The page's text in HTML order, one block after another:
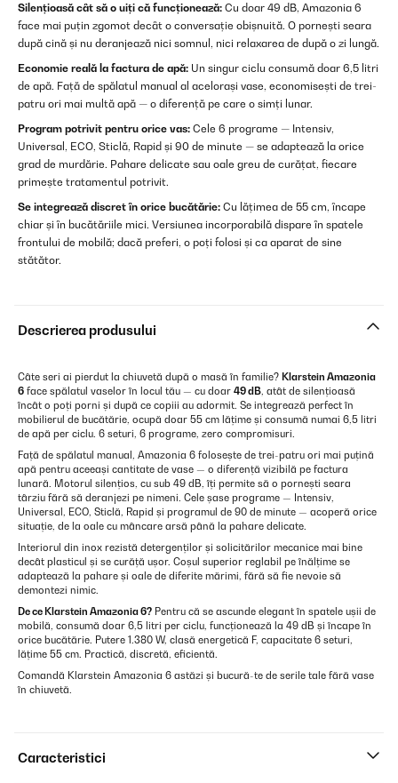
Silențioasă cât să o uiți că funcționează: Cu doar 49 dB, Amazonia 6
face mai puțin zgomot decât o conversație obișnuită. O pornești seara
după cină și nu deranjează nici somnul, nici relaxarea de după o zi lungă.
Economie reală la factura de apă: Un singur ciclu consumă doar 6,5 litri
de apă. Față de spălatul manual al acelorași vase, economisești de trei-
patru ori mai multă apă — o diferență pe care o simți lunar.
Program potrivit pentru orice vas: Cele 6 programe — Intensiv,
Universal, ECO, Sticlă, Rapid și 90 de minute — se adaptează la orice
grad de murdărie. Pahare delicate sau oale greu de curățat, fiecare
primește tratamentul potrivit.
Se integrează discret în orice bucătărie: Cu lățimea de 55 cm, încape
chiar și în bucătăriile mici. Versiunea incorporabilă dispare în spatele
frontului de mobilă; dacă preferi, o poți folosi și ca aparat de sine
stătător.
Descrierea produsului
Câte seri ai pierdut la chiuvetă după o masă în familie? Klarstein Amazonia
6 face spălatul vaselor în locul tău — cu doar 49 dB, atât de silențioasă
încât o poți porni și după ce copiii au adormit. Se integrează perfect în
mobilierul de bucătărie, ocupă doar 55 cm lățime și consumă numai 6,5 litri
de apă per ciclu. 6 seturi, 6 programe, zero compromisuri.
Față de spălatul manual, Amazonia 6 folosește de trei-patru ori mai puțină
apă pentru aceeași cantitate de vase — o diferență vizibilă pe factura
lunară. Motorul silențios, cu sub 49 dB, îți permite să o pornești seara
târziu fără să deranjezi pe nimeni. Cele șase programe — Intensiv,
Universal, ECO, Sticlă, Rapid și programul de 90 de minute — acoperă orice
situație, de la oale cu mâncare arsă până la pahare delicate.
Interiorul din inox rezistă detergenților și solicitărilor mecanice mai bine
decât plasticul și se curăță ușor. Coșul superior reglabil pe înălțime se
adaptează la pahare și oale de diferite mărimi, fără să fie nevoie să
demontezi nimic.
De ce Klarstein Amazonia 6? Pentru că se ascunde elegant în spatele ușii de
mobilă, consumă doar 6,5 litri per ciclu, funcționează la 49 dB și încape în
orice bucătărie. Putere 1.380 W, clasă energetică F, capacitate 6 seturi,
lățime 55 cm. Practică, discretă, eficientă.
Comandă Klarstein Amazonia 6 astăzi și bucură-te de serile tale fără vase
în chiuvetă.
Caracteristici